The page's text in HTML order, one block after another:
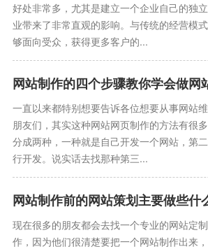
好处非常多，尤其是建立一个企业自己的独
业带来了非常直观的影响。与传统的经营模
够面向受众，获得更多客户的...
网站制作的四个步骤教你学会做网
一直以来都特别想要告诉各位想要从事网站
朋友们，其实这种网站网页制作的方法有很
分成两种，一种就是自己开发一个网站，第
行开发。说实话去找那种第三...
网站制作前的网站策划主要做些什
现在很多的朋友都会去找一个专业的网站定
作，因为他们很清楚要把一个网站制作出来